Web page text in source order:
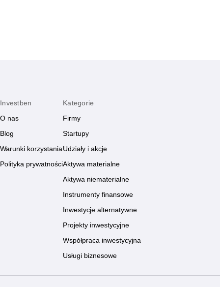
Investben
O nas
Blog
Warunki korzystania
Polityka prywatności
Kategorie
Firmy
Startupy
Udziały i akcje
Aktywa materialne
Aktywa niematerialne
Instrumenty finansowe
Inwestycje alternatywne
Projekty inwestycyjne
Współpraca inwestycyjna
Usługi biznesowe